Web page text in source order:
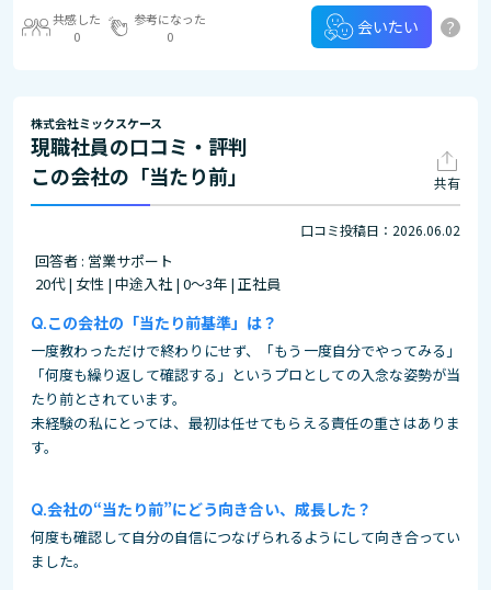
共感した
0
参考になった
0
会いたい ?
株式会社ミックスケース
現職社員の口コミ・評判
この会社の「当たり前」
共有
口コミ投稿日：2026.06.02
回答者 : 営業サポート
20代 | 女性 | 中途入社 | 0～3年 | 正社員
この会社の「当たり前基準」は？
一度教わっただけで終わりにせず、「もう一度自分でやってみる」
「何度も繰り返して確認する」というプロとしての入念な姿勢が当
たり前とされています。
未経験の私にとっては、最初は任せてもらえる責任の重さはありま
す。
会社の“当たり前”にどう向き合い、成長した？
何度も確認して自分の自信につなげられるようにして向き合ってい
ました。